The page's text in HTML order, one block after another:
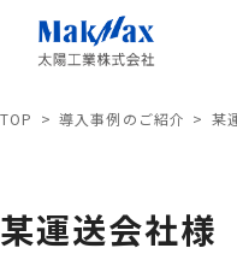
TOP 導入事例のご紹介 某
某運送会社様